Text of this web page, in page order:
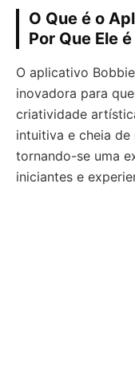
O Que é o
Por Que Ele
O aplicativo
inovadora para
criatividade
intuitiva e cheia
tornando-se uma
iniciantes e